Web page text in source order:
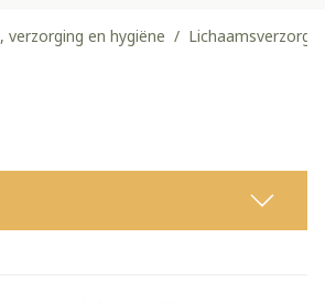
verzorging en hygiëne /